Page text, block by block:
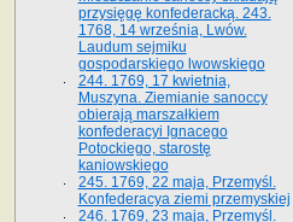
przysięgę konfederacką. 243.
1768, 14 września, Lwów.
Laudum sejmiku
gospodarskiego lwowskiego
244. 1769, 17 kwietnia,
Muszyna. Ziemianie sanoccy
obierają marszałkiem
konfederacyi Ignacego
Potockiego, starostę
kaniowskiego
245. 1769, 22 maja, Przemyśl.
Konfederacya ziemi przemyskiej
246. 1769, 23 maja, Przemyśl.